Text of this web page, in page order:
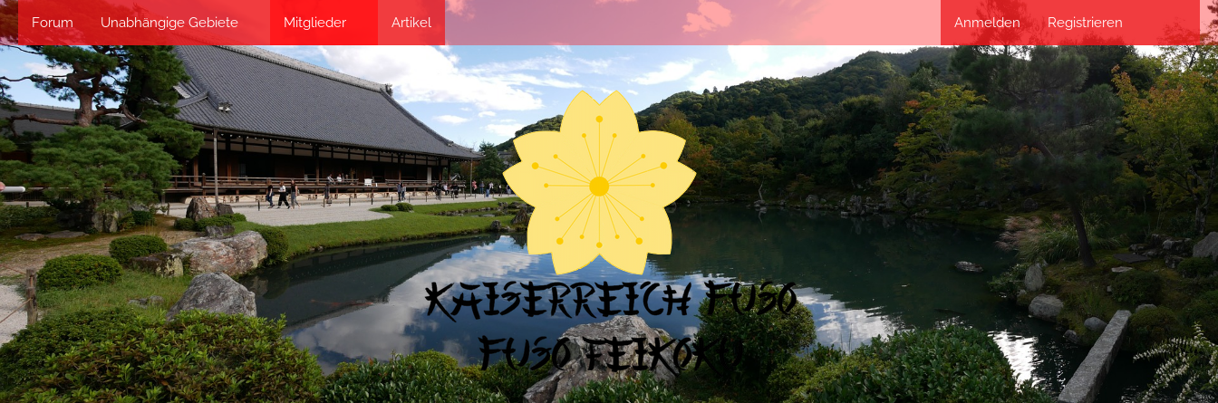
Forum Unabhängige Gebiete Mitglieder Artikel Anmelden Registrieren